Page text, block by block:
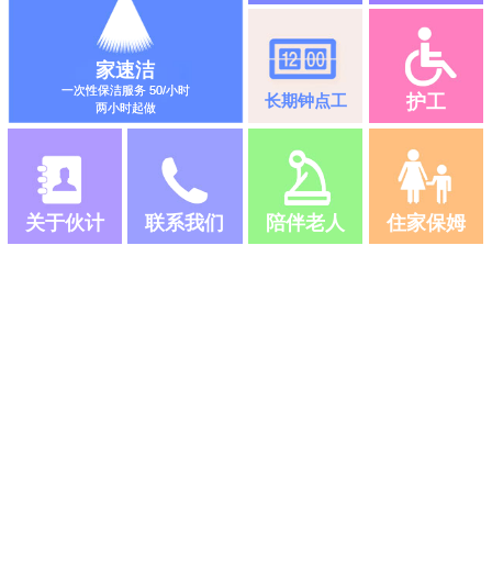
家速洁
一次性保洁服务 50/小时
两小时起做
长期钟点工 护工
关于伙计 联系我们 陪伴老人 住家保姆